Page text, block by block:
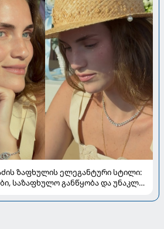
ზაფხულის ელეგანტური სტილი:
საზაფხულო განწყობა და უნაკლო